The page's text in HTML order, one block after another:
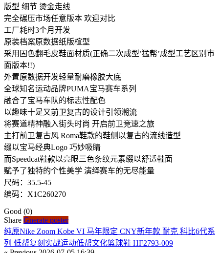
版型 细节 烫金走线
完全碾压市场任意版本 欢迎对比
工厂耗时3个月开发
原装档案原数据纸版楦型
采用固色翻毛皮鞋面材质(正确二次成型’猛帮’成型工艺区别市
面版本!!)
外置原数据开发轻量耐磨橡胶大底
全球知名运动品牌PUMA宝马赛车系列
融合了宝马车队的标志性配色
以趣味十足又前卫复古的设计引领潮流
将赛道精神融入街头时尚 开启前卫竞速之旅
主打前卫复古风 Roma鞋款的鞋侧以复古的流线造型
缀以宝马经典Logo 巧妙吸睛
而Speedcat鞋款以亮眼三色条纹元素缀以舒适鞋面
赋予了独特的个性美学 演绎赛车的无尽能量
尺码：35.5-45
编码：X1C260270
Good (0)
Share Gnerate poster
纯原Nike Zoom Kobe VI 马年限定 CNY新年款 耐克 科比6代系
列 低帮复刻实战运动低帮文化篮球鞋 HF2793-009